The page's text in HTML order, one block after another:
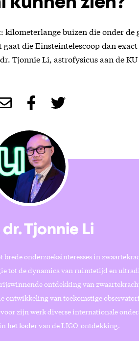
kunnen zien?
kilometerlange buizen die onder de
die Einsteintelescoop dan exact
Tjonnie Li, astrofysicus aan de
Tjonnie Li
onderzoeksinteresses in
tot de dynamica van ruimtetijd en
ontdekking van
ontwikkeling van toekomstige
zijn werk diverse internationale
het kader van de LIGO-ontdekking.